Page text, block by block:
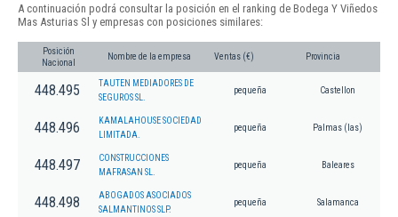
A continuación podrá consultar la posición en el ranking de Bodega Y Viñedos
Mas Asturias Sl y empresas con posiciones similares:
Posición
Nacional
Nombre de la empresa Ventas (€) Provincia
448.495
TAUTEN MEDIADORES DE
SEGUROS SL.
pequeña Castellon
448.496
KAMALAHOUSE SOCIEDAD
LIMITADA.
pequeña Palmas (las)
448.497
CONSTRUCCIONES
MAFRASAN SL.
pequeña Baleares
448.498
ABOGADOS ASOCIADOS
SALMANTINOS SLP.
pequeña Salamanca